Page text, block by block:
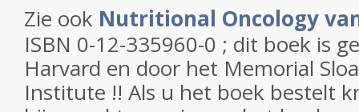
Zie ook Nutritional Oncology
ISBN 0-12-335960-0 ; dit boek is
Harvard en door het Memorial
Institute !! Als u het boek bestelt